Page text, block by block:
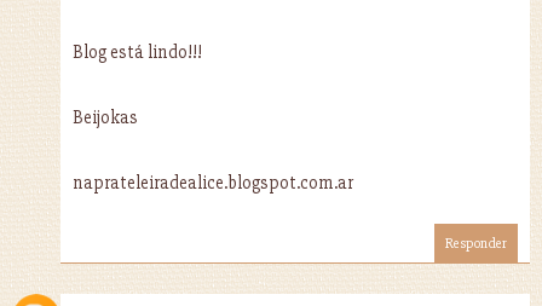
Blog está lindo!!!
Beijokas
naprateleiradealice.blogspot.com.ar
Responder